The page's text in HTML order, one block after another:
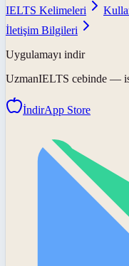
IELTS Kelimeleri
İletişim Bilgileri
Uygulamayı indir
UzmanIELTS cebinde —
İndirApp Store